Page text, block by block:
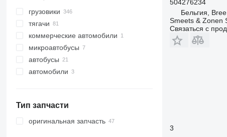
грузовики
тягачи
коммерческие автомобили
микроавтобусы
автобусы
автомобили
Тип запчасти
оригинальная запчасть
504276234
Бельгия, Bree
Smeets & Zonen
Связаться с
3